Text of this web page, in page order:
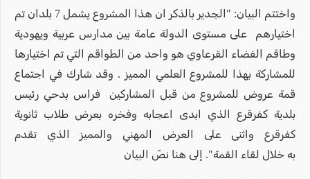
واختتم البيان: "الجدير بالذكر ان هذا المشروع يشمل 7 بلدان تم
اختيارهم على مستوى الدولة عامة بين مدارس عربية ويهودية
وطاقم الفضاء القرعاوي هو واحد من الطواقم التي تم اختيارها
للمشاركة بهذا للمشروع العلمي المميز . وقد شارك في اجتماع
قمة عروض للمشروع من قبل المشاركين فراس بدحي رئيس
بلدية كفرقرع الذي ابدى اعجابه وفخره بعرض طلاب ثانوية
كفرقرع واثنى على العرض المهني والمميز الذي تقدم
به خلال لقاء القمة". إلى هنا نصّ البيان